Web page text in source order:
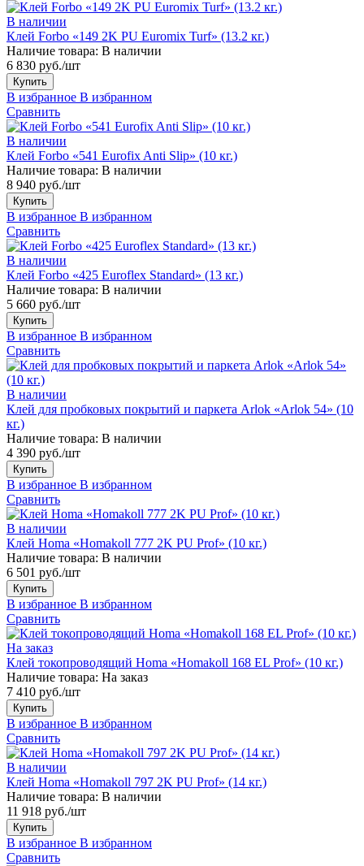
В наличии
Клей Forbo «149 2K PU Euromix Turf» (13.2 кг.)
Наличие товара: В наличии
6 830 руб./шт
Купить
В избранное В избранном
Сравнить
В наличии
Клей Forbo «541 Eurofix Anti Slip» (10 кг.)
Наличие товара: В наличии
8 940 руб./шт
Купить
В избранное В избранном
Сравнить
В наличии
Клей Forbo «425 Euroflex Standard» (13 кг.)
Наличие товара: В наличии
5 660 руб./шт
Купить
В избранное В избранном
Сравнить
В наличии
Клей для пробковых покрытий и паркета Arlok «Arlok 54» (10
кг.)
Наличие товара: В наличии
4 390 руб./шт
Купить
В избранное В избранном
Сравнить
В наличии
Клей Homa «Homakoll 777 2K PU Prof» (10 кг.)
Наличие товара: В наличии
6 501 руб./шт
Купить
В избранное В избранном
Сравнить
На заказ
Клей токопроводящий Homa «Homakoll 168 EL Prof» (10 кг.)
Наличие товара: На заказ
7 410 руб./шт
Купить
В избранное В избранном
Сравнить
В наличии
Клей Homa «Homakoll 797 2K PU Prof» (14 кг.)
Наличие товара: В наличии
11 918 руб./шт
Купить
В избранное В избранном
Сравнить